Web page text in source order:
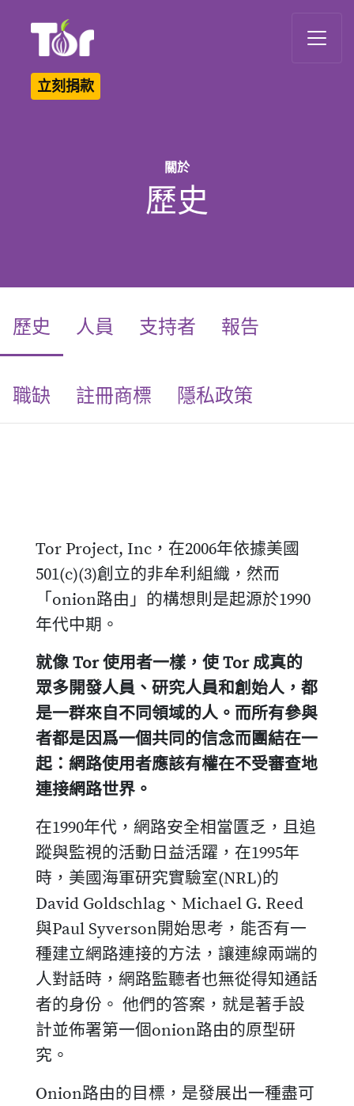
立刻捐款
關於
歷史
歷史 (current)
人員 支持者 報告
職缺 註冊商標 隱私政策
Tor Project, Inc，在2006年依據美國
501(c)(3)創立的非牟利組織，然而
「onion路由」的構想則是起源於1990
年代中期。
就像 Tor 使用者一樣，使 Tor 成真的
眾多開發人員、研究人員和創始人，都
是一群來自不同領域的人。而所有參與
者都是因爲一個共同的信念而團結在一
起：網路使用者應該有權在不受審查地
連接網路世界。
在1990年代，網路安全相當匱乏，且追
蹤與監視的活動日益活躍，在1995年
時，美國海軍研究實驗室(NRL)的
David Goldschlag、Michael G. Reed
與Paul Syverson開始思考，能否有一
種建立網路連接的方法，讓連線兩端的
人對話時，網路監聽者也無從得知通話
者的身份。 他們的答案，就是著手設
計並佈署第一個onion路由的原型研
究。
Onion路由的目標，是發展出一種盡可